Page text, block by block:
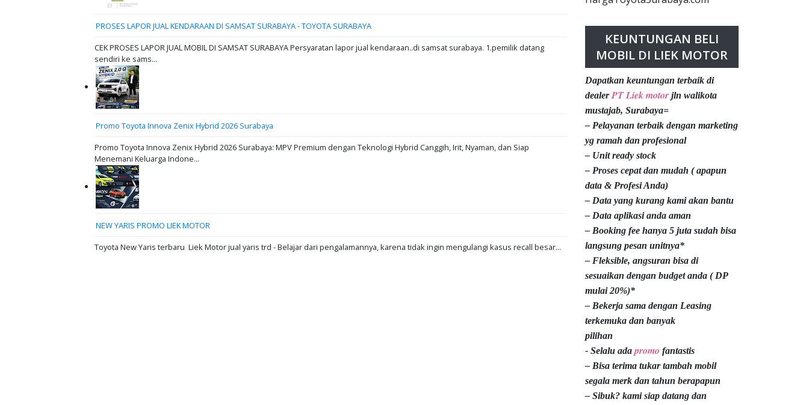
PROSES LAPOR JUAL KENDARAAN DI SAMSAT SURABAYA - TOYOTA SURABAYA
CEK PROSES LAPOR JUAL MOBIL DI SAMSAT SURABAYA Persyaratan lapor jual kendaraan..di samsat surabaya. 1.pemilik datang
sendiri ke sams...
Promo Toyota Innova Zenix Hybrid 2026 Surabaya
Promo Toyota Innova Zenix Hybrid 2026 Surabaya: MPV Premium dengan Teknologi Hybrid Canggih, Irit, Nyaman, dan Siap
Menemani Keluarga Indone...
NEW YARIS PROMO LIEK MOTOR
Toyota New Yaris terbaru Liek Motor jual yaris trd - Belajar dari pengalamannya, karena tidak ingin mengulangi kasus recall besar...
KEUNTUNGAN BELI
MOBIL DI LIEK MOTOR
Dapatkan keuntungan terbaik di
dealerPT Liek motor jln walikota
mustajab, Surabaya=
– Pelayanan terbaik dengan marketing
yg ramah dan profesional
– Unit ready stock
– Proses cepat dan mudah ( apapun
data & Profesi Anda)
– Data yang kurang kami akan bantu
– Data aplikasi anda aman
– Booking fee hanya 5 juta sudah bisa
langsung pesan unitnya*
– Fleksible, angsuran bisa di
sesuaikan dengan budget anda ( DP
mulai 20%)*
– Bekerja sama dengan Leasing
terkemuka dan banyak
pilihan
- Selalu ada promo fantastis
– Bisa terima tukar tambah mobil
segala merk dan tahun berapapun
– Sibuk? kami siap datang dan